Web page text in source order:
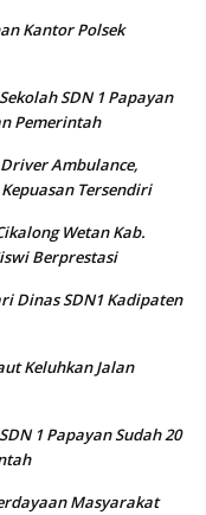
Kantor Polsek
SDN 1 Papayan
Pemerintah
Ambulance,
Tersendiri
Wetan Kab.
Berprestasi
Dinas SDN1 Kadipaten
Keluhkan Jalan
1 Papayan Sudah 20
Masyarakat